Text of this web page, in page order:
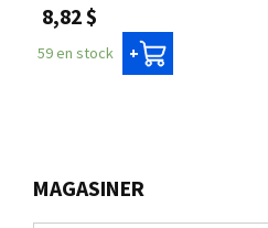
MAGASINER
8,82 $
59 en stock +